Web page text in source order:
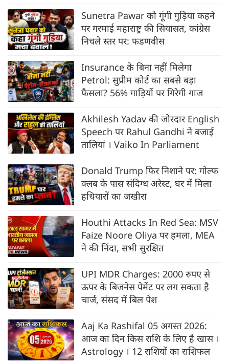
Sunetra Pawar को गूंगी गुड़िया कहने
पर गरमाई महाराष्ट्र की सियासत, कांग्रेस
निचले स्तर पर: फडणवीस
Insurance के बिना नहीं मिलेगा
Petrol: सुप्रीम कोर्ट का सबसे बड़ा
फैसला? 56% गाड़ियों पर गिरेगी गाज
Akhilesh Yadav की जोरदार English
Speech पर Rahul Gandhi ने बजाई
तालियां । Vaiko In Parliament
Donald Trump फिर निशाने पर: गोल्फ
क्लब के पास संदिग्ध अरेस्ट, घर में मिला
हथियारों का जखीरा
Houthi Attacks In Red Sea: MSV
Faize Noore Oliya पर हमला, MEA
ने की निंदा, सभी सुरक्षित
UPI MDR Charges: 2000 रुपए से
ऊपर के बिजनेस पेमेंट पर लग सकता है
चार्ज, संसद में बिल पेश
Aaj Ka Rashifal 05 अगस्त 2026:
आज का दिन किस राशि के लिए है खास ।
Astrology । 12 राशियों का राशिफल